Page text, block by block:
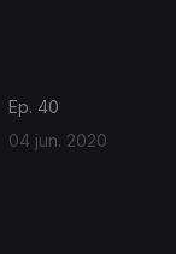
Ep. 40
04 jun. 2020